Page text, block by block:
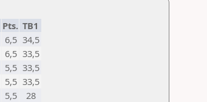
Pts. TB1
6,5 34,5
6,5 33,5
5,5 33,5
5,5 33,5
5,5
28